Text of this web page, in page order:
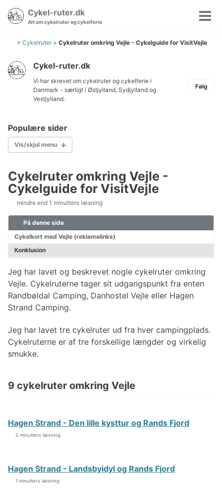
Cykel-ruter.dk
Alt om cykelruter og cykelferie
SøgningVis/
> Cykelruter > Cykelruter omkring Vejle - Cykelguide for VisitVejle
Cykel-ruter.dk
Vi har skrevet om cykelruter og cykelferie i
Danmark - særligt i Østjylland, Sydjylland og
Vestjylland.
Følg
Populære sider
Vis/skjul menu
Cykelkort Danmark
Børn på cykeltur
Hvordan pakkes cyklen?
Planlægning af cykelturen
Valg af cykel
Påklædning til cykelturen
Cykelruter Danmark
Nationale cykelruter
Regionale cykelruter
Cykelruter Århus
Cykelruter Vestjylland
Cykelruter Østjylland
Banestier
Cykelruter omkring Vejle -
Cykelguide for VisitVejle
mindre end 1 minutters læsning
På denne side
Cykelkort med Vejle (reklamelinks)
Konklusion
Jeg har lavet og beskrevet nogle cykelruter omkring
Vejle. Cykelruterne tager sit udgangspunkt fra enten
Randbøldal Camping, Danhostel Vejle eller Hagen
Strand Camping.
Jeg har lavet tre cykelruter ud fra hver campingplads.
Cykelruterne er af tre forskellige længder og virkelig
smukke.
9 cykelruter omkring Vejle
Hagen Strand - Den lille kysttur og Rands Fjord
2 minutters læsning
Hagen Strand - Landsbyidyl og Rands Fjord
1 minutters læsning